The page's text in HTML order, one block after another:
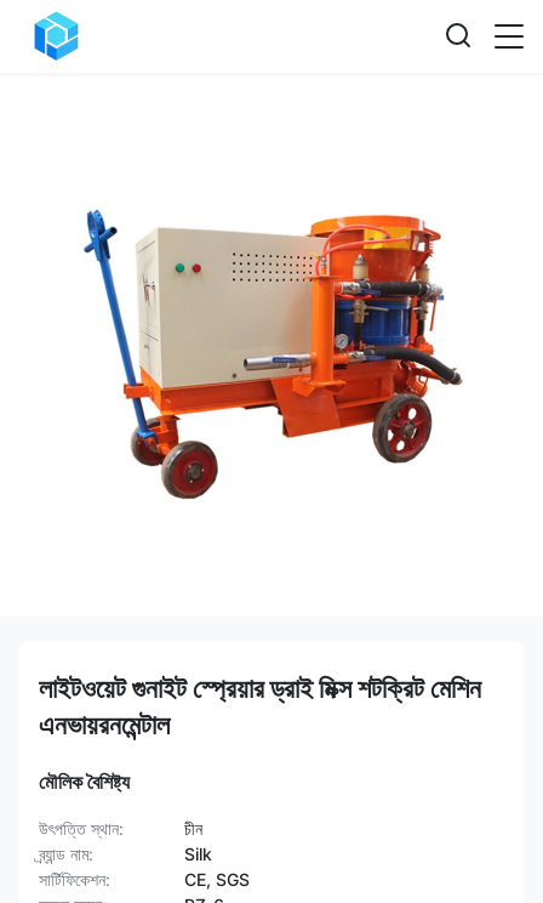
লাইটওয়েট গুনাইট স্প্রেয়ার ড্রাই মিক্স শটক্রিট মেশিন
এনভায়রনমেন্টাল
মৌলিক বৈশিষ্ট্য
উৎপত্তি স্থান:
চীন
ব্র্যান্ড নাম:
Silk
সার্টিফিকেশন:
CE, SGS